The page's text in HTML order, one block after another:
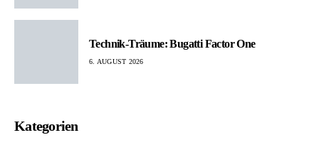
Technik-Träume: Bugatti Factor One
6. AUGUST 2026
Kategorien